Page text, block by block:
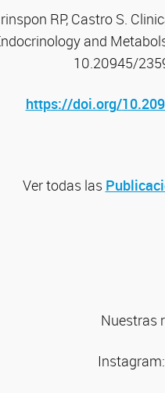
RP, Castro S.
and
10.20945/
https://doi.org/
Ver todas las
Nuestras
Instagram: